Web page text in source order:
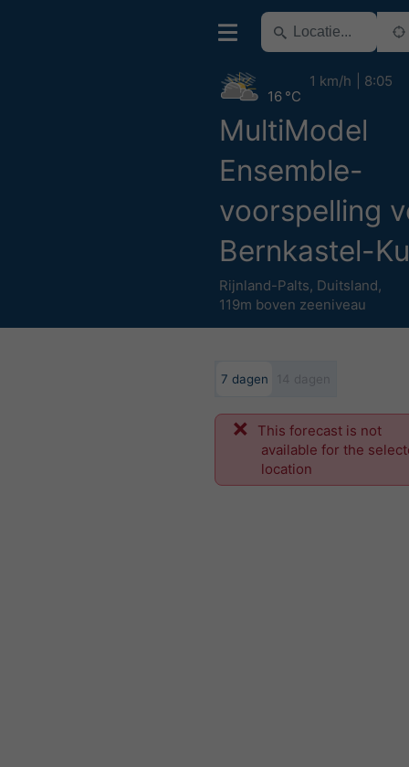
MultiModel
Ensemble-
voorspelling
Bernkastel-
Rijnland-Palts, Duitsland,
119m boven zeeniveau
16 °C
1 km/h 8:05
7 dagen
This forecast is not
available for the
location